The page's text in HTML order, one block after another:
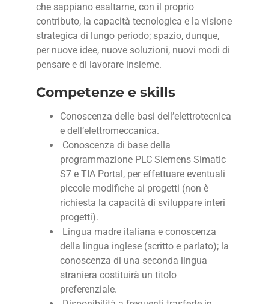
che sappiano esaltarne, con il proprio
contributo, la capacità tecnologica e la visione
strategica di lungo periodo; spazio, dunque,
per nuove idee, nuove soluzioni, nuovi modi di
pensare e di lavorare insieme.
Competenze e skills
Conoscenza delle basi dell’elettrotecnica
e dell’elettromeccanica.
Conoscenza di base della
programmazione PLC Siemens Simatic
S7 e TIA Portal, per effettuare eventuali
piccole modifiche ai progetti (non è
richiesta la capacità di sviluppare interi
progetti).
Lingua madre italiana e conoscenza
della lingua inglese (scritto e parlato); la
conoscenza di una seconda lingua
straniera costituirà un titolo
preferenziale.